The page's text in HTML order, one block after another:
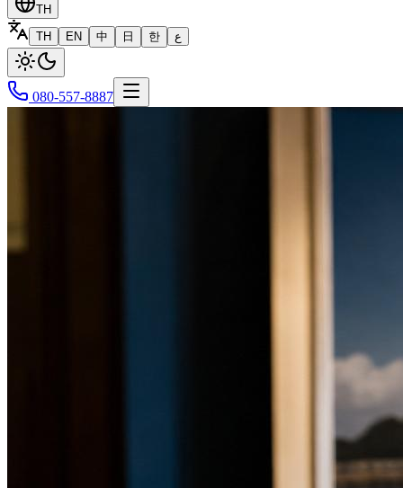
TH
TH
EN 中 日 한 ع
080-557-8887